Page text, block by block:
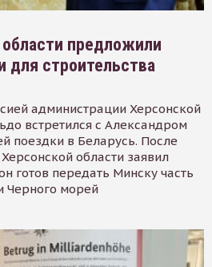
предложили
для строительства
администрации Херсонской
встретился с Александром
поездки в Беларусь. После
области заявил
готов передать Минску часть
Черного морей